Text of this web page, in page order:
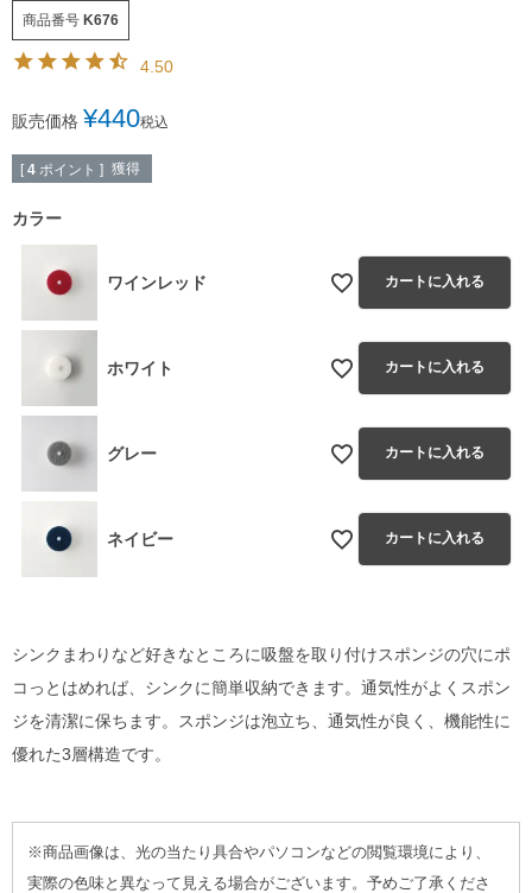
商品番号 K676
4.50
販売価格 ¥440税込
[ 4 ポイント ] 獲得
カラー
ワインレッド カートに入れる
ホワイト カートに入れる
グレー カートに入れる
ネイビー カートに入れる
シンクまわりなど好きなところに吸盤を取り付けスポンジの穴にポ
コっとはめれば、シンクに簡単収納できます。通気性がよくスポン
ジを清潔に保ちます。スポンジは泡立ち、通気性が良く、機能性に
優れた3層構造です。
※商品画像は、光の当たり具合やパソコンなどの閲覧環境により、
実際の色味と異なって見える場合がございます。予めご了承くださ